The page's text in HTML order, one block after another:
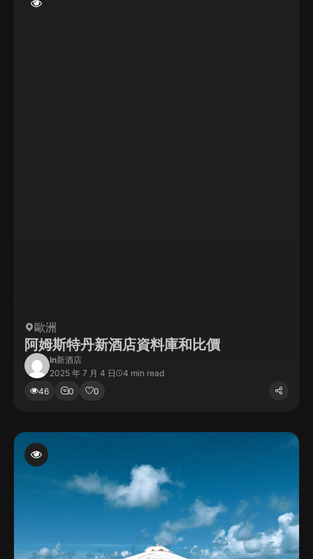
歐洲
阿姆斯特丹新酒店資料庫和比價
In新酒店
2025 年 7 月 4 日
4 min read
46
0 0